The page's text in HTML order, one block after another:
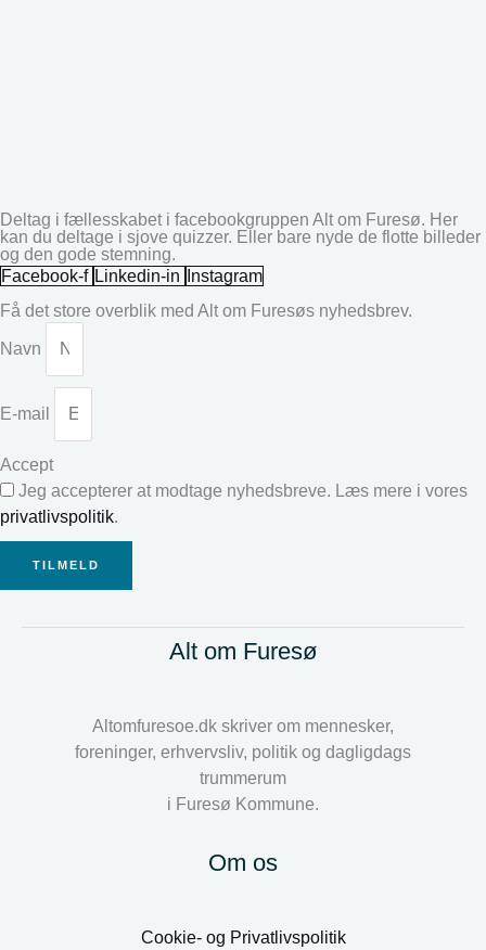
Deltag i fællesskabet i facebookgruppen Alt om Furesø. Her
kan du deltage i sjove quizzer. Eller bare nyde de flotte billeder
og den gode stemning.
Facebook-f Linkedin-in
Instagram
Få det store overblik med Alt om Furesøs nyhedsbrev.
Navn
E-mail
Accept
Jeg accepterer at modtage nyhedsbreve. Læs mere i vores
privatlivspolitik.
TILMELD
Alt om Furesø
Altomfuresoe.dk skriver om mennesker,
foreninger, erhvervsliv, politik og dagligdags
trummerum
i Furesø Kommune.
Om os
Cookie- og Privatlivspolitik